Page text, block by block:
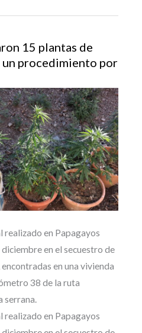
15 plantas de
un procedimiento por
en Papagayos
en el secuestro de
en una vivienda
38 de la ruta
serrana.
en Papagayos